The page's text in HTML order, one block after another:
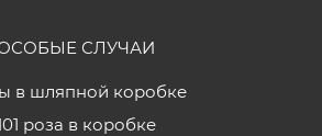
СЛУЧАИ
в шляпной коробке
роза в коробке